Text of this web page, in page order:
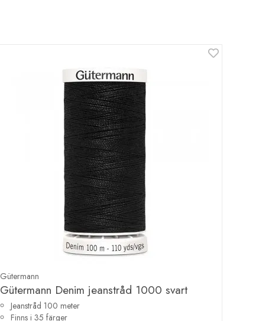
Gütermann
Gütermann Denim jeanstråd 1000 svart
Jeanstråd 100 meter
Finns i 35 färger